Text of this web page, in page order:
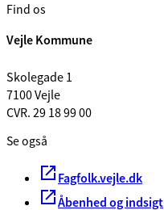
Find os
Vejle Kommune
Skolegade 1
7100 Vejle
CVR. 29 18 99 00
Se også
Fagfolk.vejle.dk
Åbenhed og indsigt